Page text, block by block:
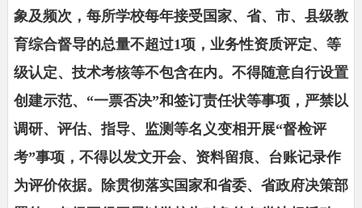
象及频次，每所学校每年接受国家、省、市、县级教
育综合督导的总量不超过1项，业务性资质评定、等
级认定、技术考核等不包含在内。不得随意自行设置
创建示范、“一票否决”和签订责任状等事项，严禁以
调研、评估、指导、监测等名义变相开展“督检评
考”事项，不得以发文开会、资料留痕、台账记录作
为评价依据。除贯彻落实国家和省委、省政府决策部